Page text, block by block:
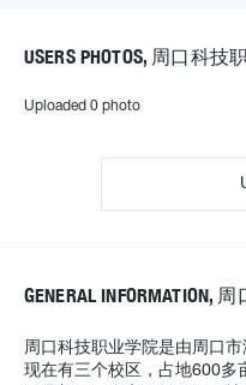
USERS PHOTOS, 周口科技
Uploaded 0 photo
GENERAL INFORMATION,
周口科技职业学院是由周口
现在有三个校区，占地600多